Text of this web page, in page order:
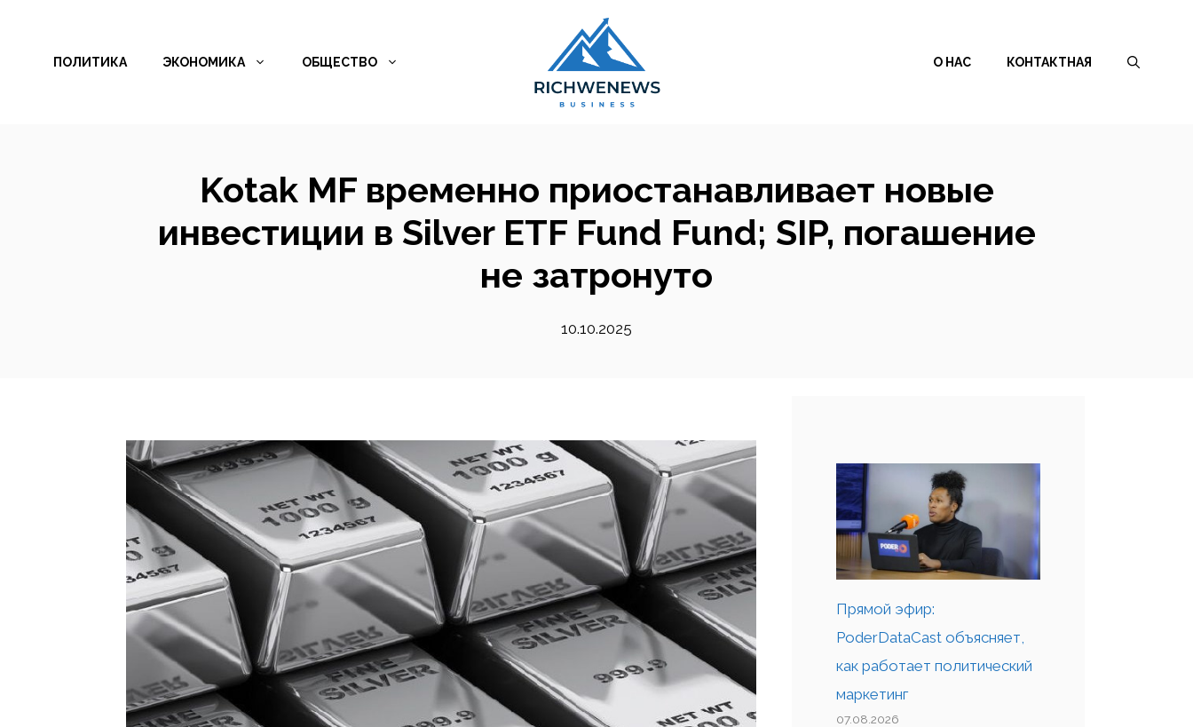
содержимому
ПОЛИТИКА ЭКОНОМИКА ОБЩЕСТВО О НАС КОНТАКТНАЯ
Kotak MF временно приостанавливает новые
инвестиции в Silver ETF Fund Fund; SIP, погашение
не затронуто
10.10.2025
Прямой эфир:
PoderDataCast объясняет,
как работает политический
маркетинг
07.08.2026